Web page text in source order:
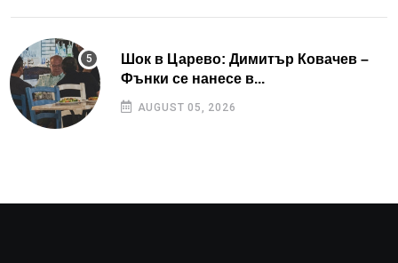
Шок в Царево: Димитър Ковачев –
Фънки се нанесе в...
AUGUST 05, 2026